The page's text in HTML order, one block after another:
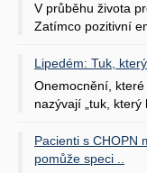
V průběhu života
Zatímco pozitivní
Lipedém: Tuk,
Onemocnění,
nazývají „tuk,
Pacienti s CHOPN
pomůže speci ..